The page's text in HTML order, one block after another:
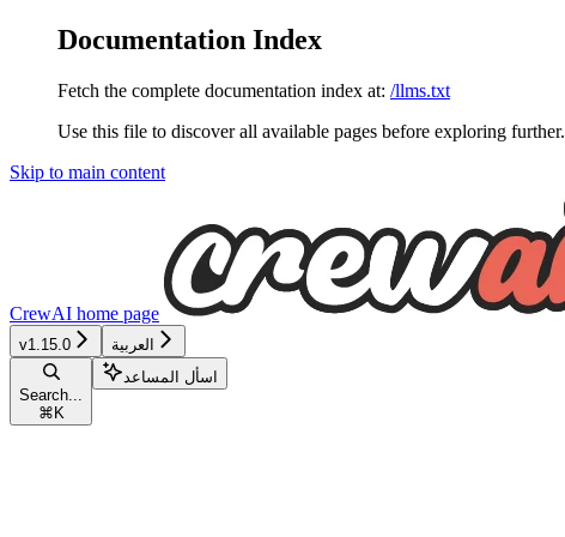
Documentation Index
Fetch the complete documentation index at: /llms.txt
Use this file to discover all available pages before exploring further.
Skip to main content
CrewAI home page
v1.15.0 العربية
Search...
⌘ K
اسأل المساعد